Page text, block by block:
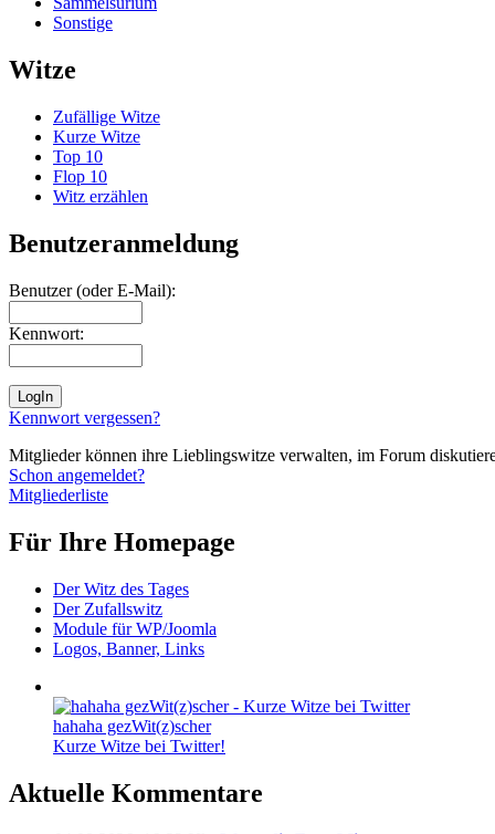
Sonstige
Witze
Zufällige Witze
Kurze Witze
Top 10
Flop 10
Witz erzählen
Benutzeranmeldung
Benutzer (oder E-Mail):
Kennwort:
Kennwort vergessen?
Mitglieder können ihre Lieblingswitze verwalten, im Forum
Schon angemeldet?
Mitgliederliste
Für Ihre Homepage
Der Witz des Tages
Der Zufallswitz
Module für WP/Joomla
Logos, Banner, Links
hahaha gezWit(z)scher
Kurze Witze bei Twitter!
Aktuelle Kommentare